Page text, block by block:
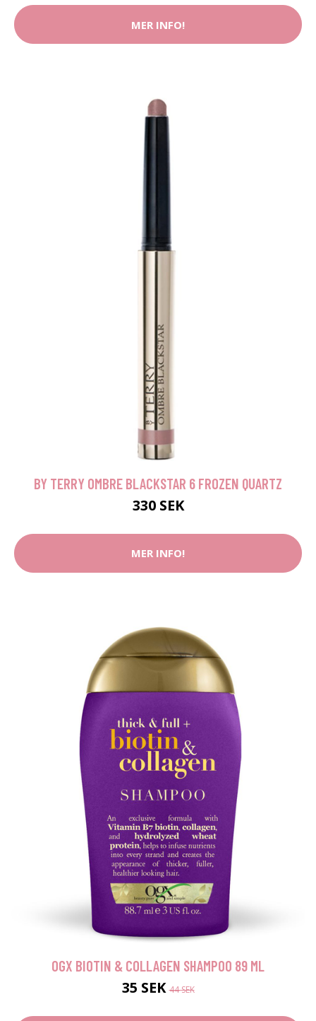
MER INFO!
BY TERRY OMBRE BLACKSTAR 6 FROZEN QUARTZ
330 SEK
MER INFO!
OGX BIOTIN & COLLAGEN SHAMPOO 89 ML
35 SEK44 SEK